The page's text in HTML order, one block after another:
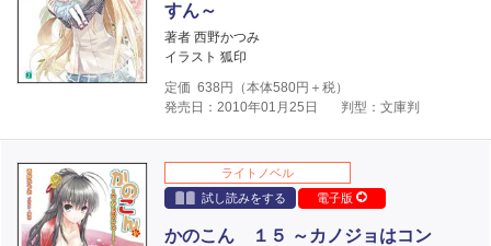
すん～
著者 西野かつみ
イラスト 狐印
定価 638 円（本体580円＋税）
発売日：2010年01月25日
判型：文庫判
ライトノベル
試し読みをする
電子版
かのこん １５ ～カノジョはコン